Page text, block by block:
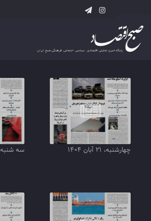
چهارشنبه، ۲۱ آبان ۱۴۰۴ سه شنبه، ۲۰ آبان